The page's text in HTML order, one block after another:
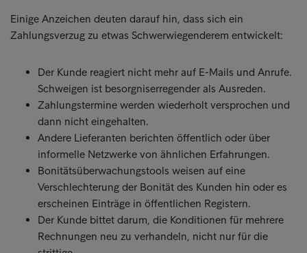
Einige Anzeichen deuten darauf hin, dass sich ein
Zahlungsverzug zu etwas Schwerwiegenderem entwickelt:
Der Kunde reagiert nicht mehr auf E-Mails und Anrufe.
Schweigen ist besorgniserregender als Ausreden.
Zahlungstermine werden wiederholt versprochen und
dann nicht eingehalten.
Andere Lieferanten berichten öffentlich oder über
informelle Netzwerke von ähnlichen Erfahrungen.
Bonitätsüberwachungstools weisen auf eine
Verschlechterung der Bonität des Kunden hin oder es
erscheinen Einträge in öffentlichen Registern.
Der Kunde bittet darum, die Konditionen für mehrere
Rechnungen neu zu verhandeln, nicht nur für die